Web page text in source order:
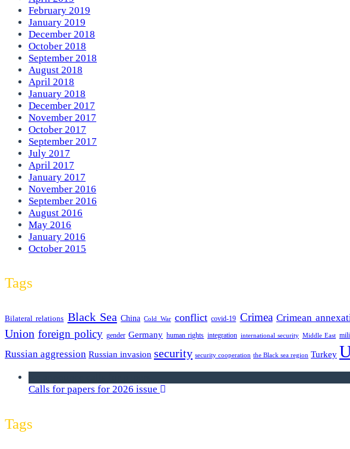
February 2019
January 2019
December 2018
October 2018
September 2018
August 2018
April 2018
January 2018
December 2017
November 2017
October 2017
September 2017
July 2017
April 2017
January 2017
November 2016
September 2016
August 2016
May 2016
January 2016
October 2015
Tags
Bilateral relations Black Sea China Cold War conflict covid-19 Crimea Crimean
Union foreign policy gender Germany human rights integration international security Middle East
Russian aggression Russian invasion security security cooperation the Black sea region Turkey
Calls for papers for 2026 issue
Tags